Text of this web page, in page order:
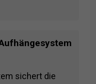
sichert die